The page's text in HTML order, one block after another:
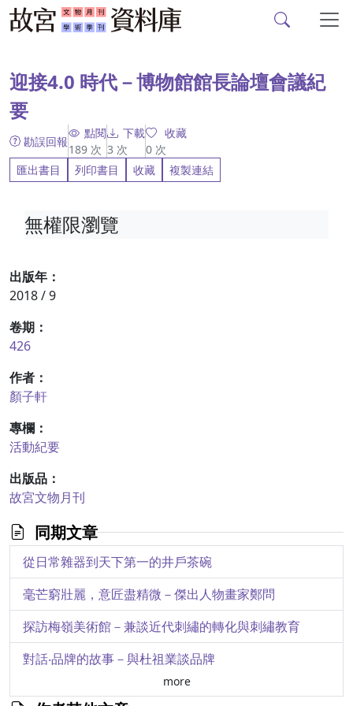
迎接4.0 時代－博物館館長論壇會議紀
要
勘誤回報
點閱
189 次
下載
3 次
收藏
0 次
匯出書目
列印書目 收藏 複製連結
出版年：
2018 / 9
卷期：
426
作者：
顏子軒
專欄：
活動紀要
出版品：
故宮文物月刊
同期文章
從日常雜器到天下第一的井戶茶碗
毫芒窮壯麗，意匠盡精微－傑出人物畫家鄭問
探訪梅嶺美術館－兼談近代刺繡的轉化與刺繡教育
對話‧品牌的故事－與杜祖業談品牌
伊萬里瓷器研究與檢測修復工作坊紀要
more
無權限瀏覽